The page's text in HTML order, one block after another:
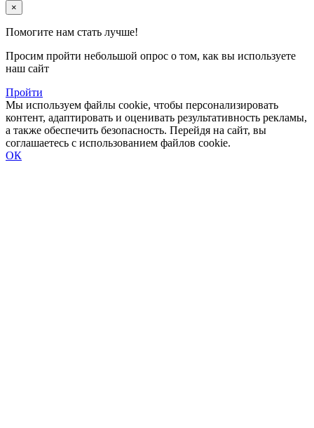
×
Помогите нам стать лучше!
Просим пройти небольшой опрос о том, как вы используете
наш сайт
Пройти
Мы используем файлы cookie, чтобы персонализировать
контент, адаптировать и оценивать результативность рекламы,
а также обеспечить безопасность. Перейдя на сайт, вы
соглашаетесь с использованием файлов cookie.
ОК